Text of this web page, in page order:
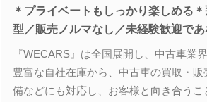
＊プライベートもしっかり楽しめる
型／販売ノルマなし／未経験歓迎であ
『WECARS』は全国展開し、中古車業
豊富な自社在庫から、中古車の買取・
備などにも対応し、お客様と向き合うこ